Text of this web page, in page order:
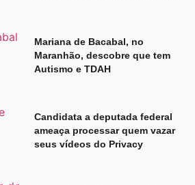
Mariana de Bacabal, no
Maranhão, descobre que tem
Autismo e TDAH
Candidata a deputada federal
ameaça processar quem vazar
seus vídeos do Privacy